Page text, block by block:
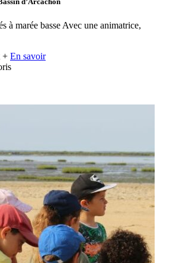
à marée basse Avec une animatrice,
+ En savoir